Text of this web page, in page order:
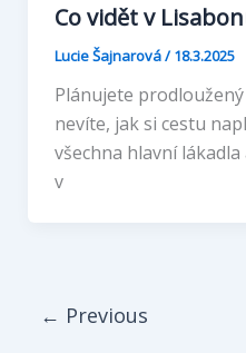
Co vidět v
Lucie Šajnarová/18.3.2025
Plánujete
nevíte, jak si cestu
všechna hlavní
v
← Previous